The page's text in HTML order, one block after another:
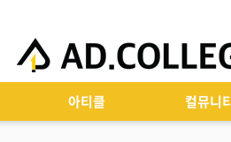
아티클 컬뮤니